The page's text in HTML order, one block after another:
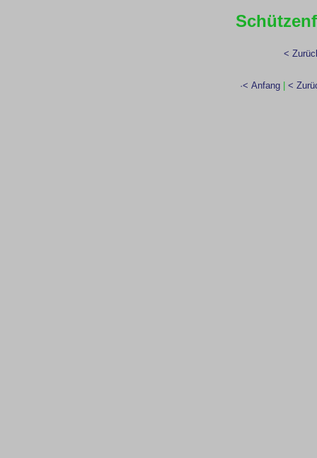
<
·< Anfang| <